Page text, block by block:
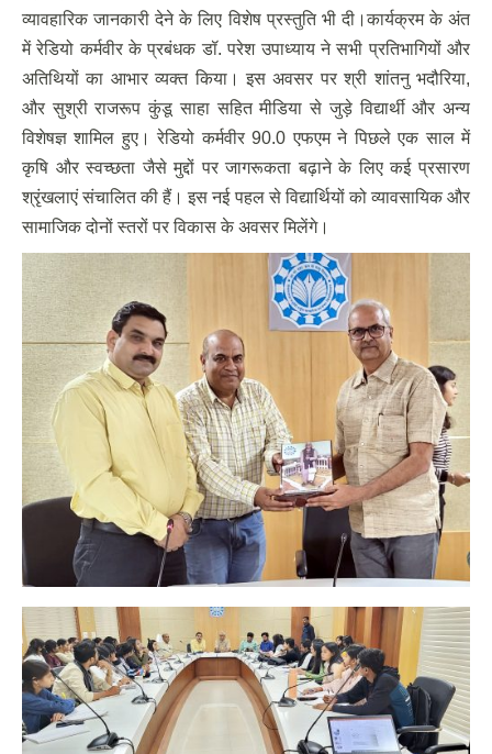
व्यावहारिक जानकारी देने के लिए विशेष प्रस्तुति भी दी।कार्यक्रम के अंत
में रेडियो कर्मवीर के प्रबंधक डॉ. परेश उपाध्याय ने सभी प्रतिभागियों और
अतिथियों का आभार व्यक्त किया। इस अवसर पर श्री शांतनु भदौरिया,
और सुश्री राजरूप कुंडू साहा सहित मीडिया से जुड़े विद्यार्थी और अन्य
विशेषज्ञ शामिल हुए। रेडियो कर्मवीर 90.0 एफएम ने पिछले एक साल में
कृषि और स्वच्छता जैसे मुद्दों पर जागरूकता बढ़ाने के लिए कई प्रसारण
श्रृंखलाएं संचालित की हैं। इस नई पहल से विद्यार्थियों को व्यावसायिक और
सामाजिक दोनों स्तरों पर विकास के अवसर मिलेंगे।